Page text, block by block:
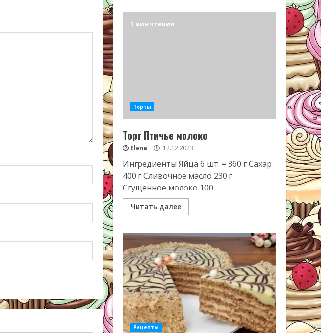
1 мин чтения
Торты
Торт Птичье молоко
Elena 12.12.2023
Ингредиенты Яйца 6 шт. = 360 г Сахар
400 г Сливочное масло 230 г
Сгущенное молоко 100...
Читать далее
Рецепты